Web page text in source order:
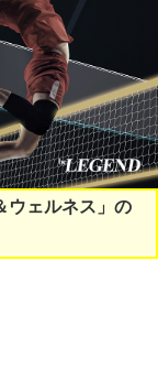
ウェルネス」の